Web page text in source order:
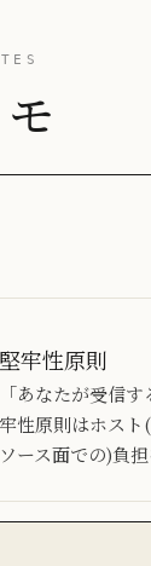
堅牢性原則
「あなたが受信
牢性原則はホス
ソース面での)負